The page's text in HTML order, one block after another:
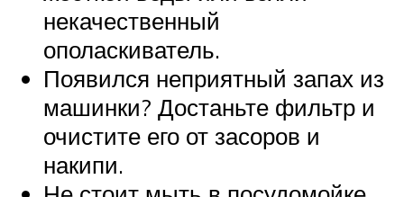
некачественный
ополаскиватель.
Появился неприятный запах из
машинки? Достаньте фильтр и
очистите его от засоров и
накипи.